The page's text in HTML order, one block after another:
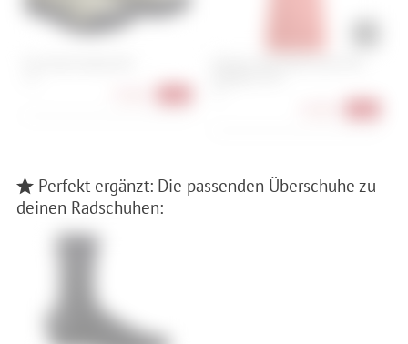
Perfekt ergänzt: Die passenden Überschuhe zu
deinen Radschuhen: